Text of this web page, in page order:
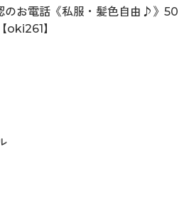
のお電話《私服・髪色自由♪》50
oki261】